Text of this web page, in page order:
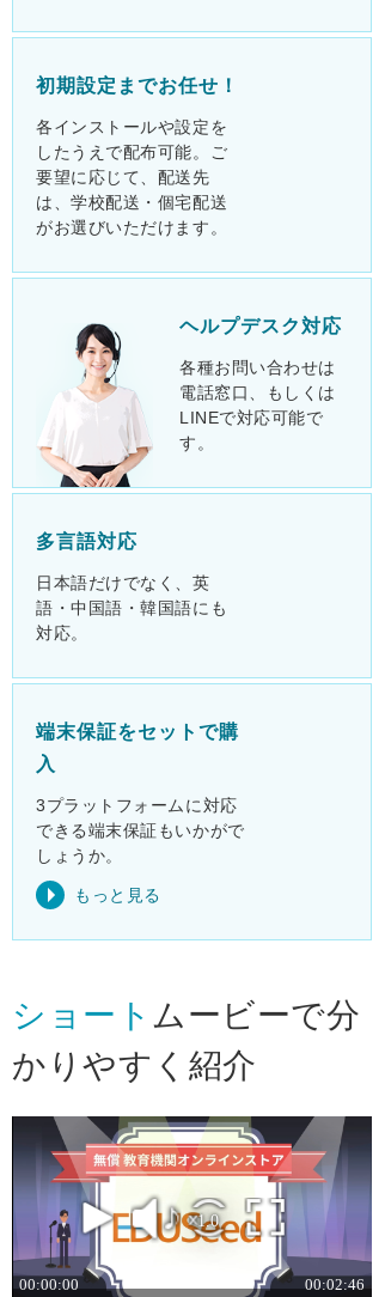
初期設定までお任せ！
各インストールや設定を
したうえで配布可能。ご
要望に応じて、配送先
は、学校配送・個宅配送
がお選びいただけます。
ヘルプデスク対応
各種お問い合わせは
電話窓口、もしくは
LINEで対応可能で
す。
多言語対応
日本語だけでなく、英
語・中国語・韓国語にも
対応。
端末保証をセットで購
入
3プラットフォームに対応
できる端末保証もいかがで
しょうか。
もっと見る
ショート ムービーで分
かりやすく紹介